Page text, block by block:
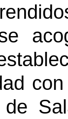
se